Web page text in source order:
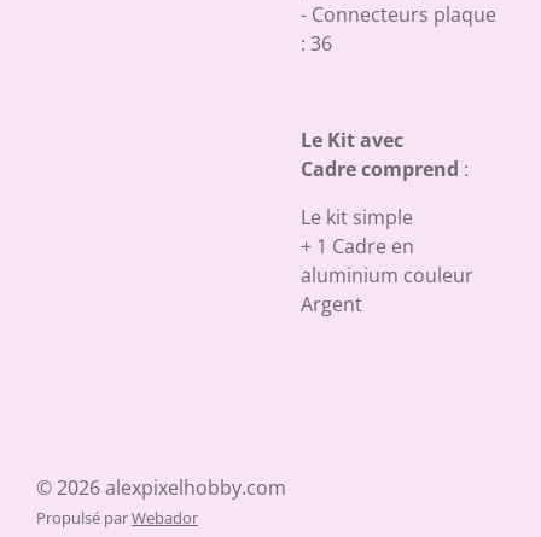
- Connecteurs plaque
: 36
Le Kit avec
Cadre comprend :
Le kit simple
+ 1 Cadre en
aluminium couleur
Argent
© 2026 alexpixelhobby.com
Propulsé parWebador